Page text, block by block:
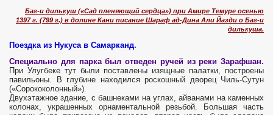
Баг-и дилькуш («Сад пленяющий сердца») при Амире Темуре осенью
1397 г. (799 г.) в долине Кани писание Шараф ад-Дина Али Йазди о Баг-и
дилькуша.
Поездка из Нукуса в Самарканд.
Специально для парка был отведен ручей из реки Зарафшан.
При Улугбеке тут были поставлены изящные палатки, построены
павильоны. В глубине находился роскошный дворец Чиль-Сутун
(«Сорококолонный»).
Двухэтажное здание, с башнеками на углах, айванами на каменных
колонах, украшенных орнаментальной резьбой. Большая часть